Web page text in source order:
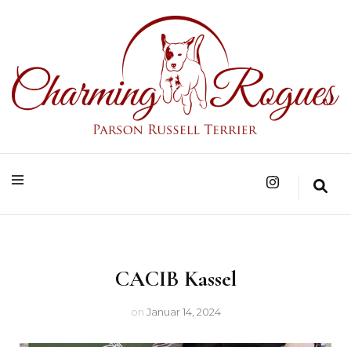
Charming Rogues
CACIB Kassel
on Januar 14, 2024